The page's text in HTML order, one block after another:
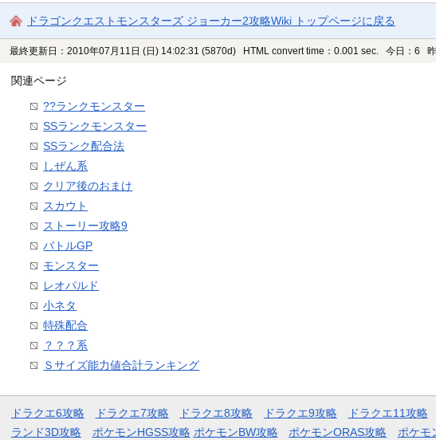
ドラゴンクエストモンスターズ ジョーカー2攻略Wiki トップページに戻る
最終更新日：2010年07月11日 (日) 14:02:31 (5870d) HTML convert time：0.001 sec. 今日：6
関連ページ
??ランクモンスター
SSランクモンスター
SSランク配合法
しぜん系
クリア後のおまけ
スカウト
ストーリー攻略9
バトルGP
モンスター
レオパルド
小ネタ
特殊配合
？？？系
Ｓサイズ能力値合計ランキング
ドラクエ6攻略 ドラクエ7攻略 ドラクエ8攻略 ドラクエ9攻略 ドラクエ11攻略
ランド3D攻略
ポケモンHGSS攻略 ポケモンBW攻略 ポケモンORAS攻略 ポケモ